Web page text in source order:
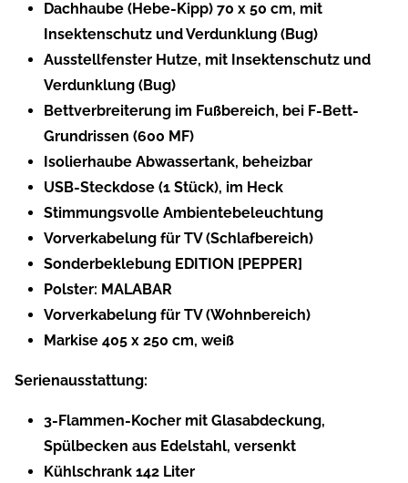
Dachhaube (Hebe-Kipp) 70 x 50 cm, mit
Insektenschutz und Verdunklung (Bug)
Ausstellfenster Hutze, mit Insektenschutz und
Verdunklung (Bug)
Bettverbreiterung im Fußbereich, bei F-Bett-
Grundrissen (600 MF)
Isolierhaube Abwassertank, beheizbar
USB-Steckdose (1 Stück), im Heck
Stimmungsvolle Ambientebeleuchtung
Vorverkabelung für TV (Schlafbereich)
Sonderbeklebung EDITION [PEPPER]
Polster: MALABAR
Vorverkabelung für TV (Wohnbereich)
Markise 405 x 250 cm, weiß
Serienausstattung:
3-Flammen-Kocher mit Glasabdeckung,
Spülbecken aus Edelstahl, versenkt
Kühlschrank 142 Liter